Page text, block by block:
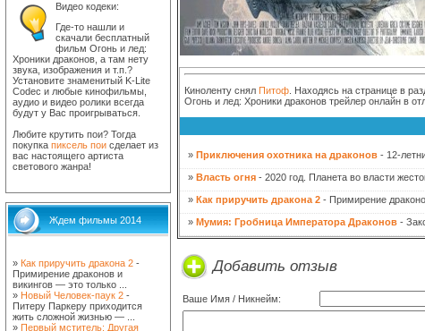
Видео кодеки:
Где-то нашли и
скачали бесплатный
фильм Огонь и лед:
Хроники драконов, а там нету
звука, изображения и т.п.?
Установите знаменитый K-Lite
Codec и любые кинофильмы,
аудио и видео ролики всегда
будут у Вас проигрываться.
Любите крутить пои? Тогда
покупка пиксель пои сделает из
вас настоящего артиста
светового жанра!
Ждем фильмы 2014
» Как приручить дракона 2 -
Примирение драконов и
викингов — это только ...
» Новый Человек-паук 2 -
Питеру Паркеру приходится
жить сложной жизнью — ...
» Первый мститель: Другая
Киноленту снял Питоф . Находясь на странице в
Огонь и лед: Хроники драконов трейлер онлайн в
» Приключения охотника на драконов - 12-
» Власть огня - 2020 год. Планета во власти
» Как приручить дракона 2 - Примирение
» Мумия: Гробница Императора Драконов -
Добавить отзыв
Ваше Имя / Никнейм: